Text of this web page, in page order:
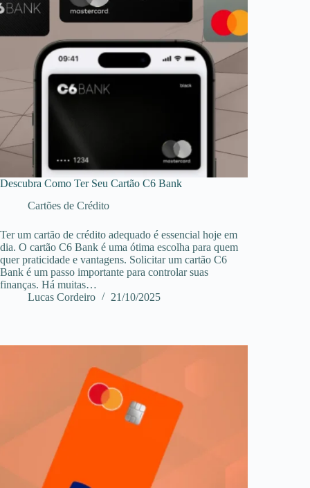
Descubra Como Ter Seu Cartão C6 Bank
Cartões de Crédito
Ter um cartão de crédito adequado é essencial hoje em
dia. O cartão C6 Bank é uma ótima escolha para quem
quer praticidade e vantagens. Solicitar um cartão C6
Bank é um passo importante para controlar suas
finanças. Há muitas…
Lucas Cordeiro
21/10/2025